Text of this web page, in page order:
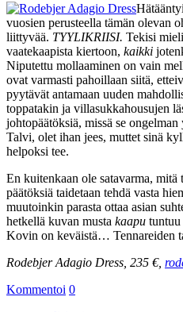
vuosien perusteella tämän olevan
liittyvää. TYYLIKRIISI. Tekisi
vaatekaapista kiertoon, kaikki
Niputettu mollaaminen on vain
ovat varmasti pahoillaan siitä,
pyytävät antamaan uuden
toppatakin ja villasukkahousujen
johtopäätöksiä, missä se
Talvi, olet ihan jees, muttet sinä
helpoksi tee.
En kuitenkaan ole satavarma,
päätöksiä taidetaan tehdä vasta
muutoinkin parasta ottaa asian
hetkellä kuvan musta kaapu tuntuu
Kovin on keväistä… Tennareiden
Rodebjer Adagio Dress, 235 €,
Kommentoi 0